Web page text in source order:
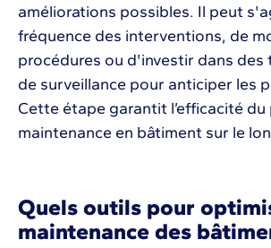
améliorations possibles. Il peut
fréquence des interventions, de
procédures ou d'investir dans des
de surveillance pour anticiper les
Cette étape garantit l’efficacité du
maintenance en bâtiment sur le
Quels outils pour
maintenance des